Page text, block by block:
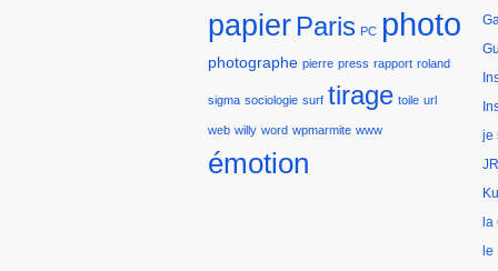
papier Paris PC photo
photographe pierre press rapport roland
sigma sociologie surf tirage toile url
web willy word wpmarmite www
émotion
je